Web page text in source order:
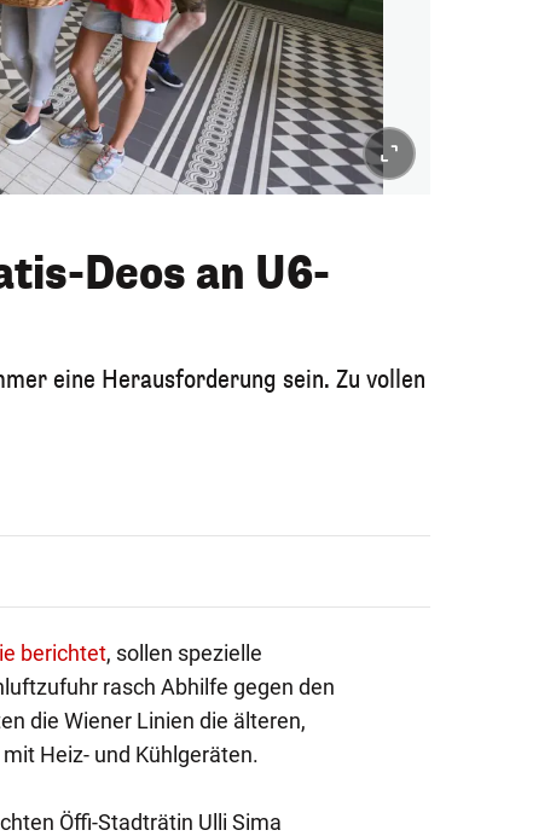
Deos an U6-
eine Herausforderung sein. Zu vollen
berichtet, sollen spezielle
rasch Abhilfe gegen den
die Wiener Linien die älteren,
Heiz- und Kühlgeräten.
Öffi-Stadträtin Ulli Sima